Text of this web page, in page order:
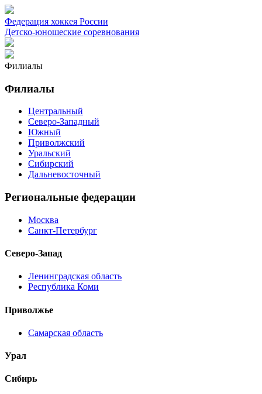
Федерация хоккея России
Детско-юношеские соревнования
Филиалы
Филиалы
Центральный
Северо-Западный
Южный
Приволжский
Уральский
Сибирский
Дальневосточный
Региональные федерации
Москва
Санкт-Петербург
Северо-Запад
Ленинградская область
Республика Коми
Приволжье
Самарская область
Урал
Сибирь